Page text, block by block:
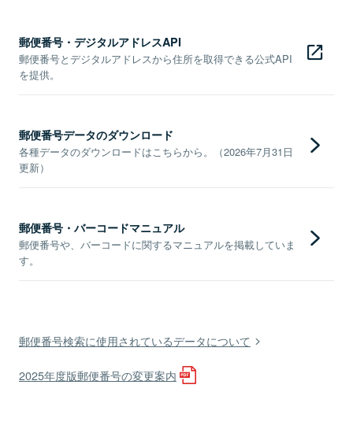
郵便番号・デジタルアドレスAPI
郵便番号とデジタルアドレスから住所を取得できる公式API
を提供。
郵便番号データのダウンロード
各種データのダウンロードはこちらから。（2026年7月31日
更新）
郵便番号・バーコードマニュアル
郵便番号や、バーコードに関するマニュアルを掲載していま
す。
郵便番号検索に使用されているデータについて
2025年度版郵便番号の変更案内